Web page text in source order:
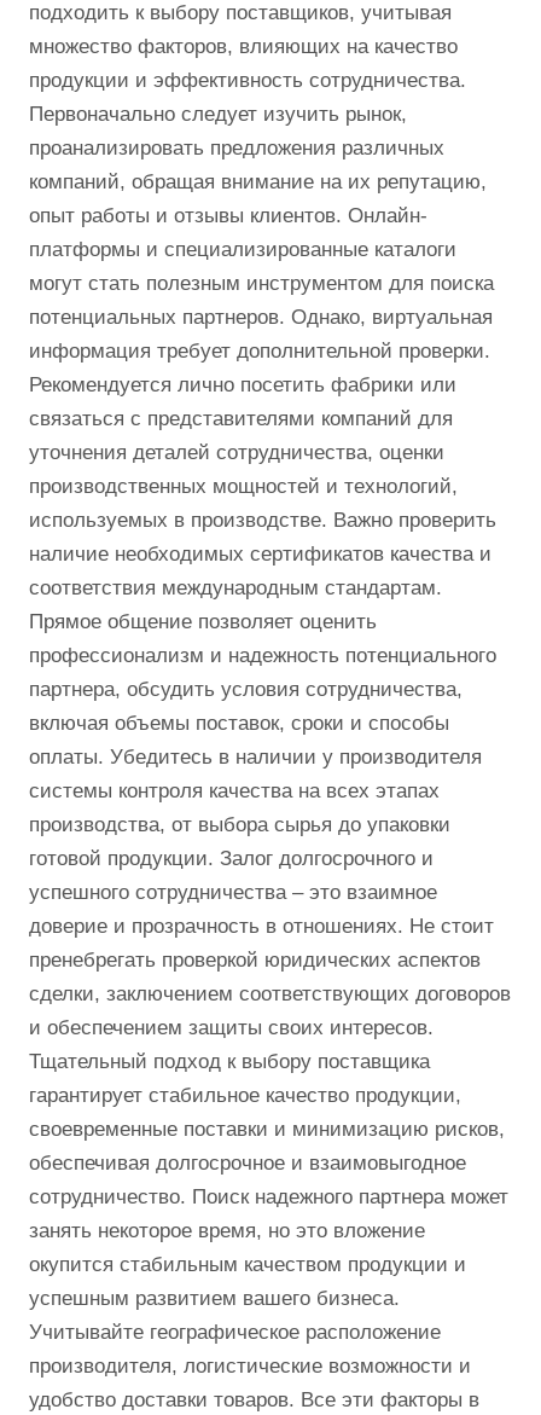
подходить к выбору поставщиков, учитывая
множество факторов, влияющих на качество
продукции и эффективность сотрудничества.
Первоначально следует изучить рынок,
проанализировать предложения различных
компаний, обращая внимание на их репутацию,
опыт работы и отзывы клиентов. Онлайн-
платформы и специализированные каталоги
могут стать полезным инструментом для поиска
потенциальных партнеров. Однако, виртуальная
информация требует дополнительной проверки.
Рекомендуется лично посетить фабрики или
связаться с представителями компаний для
уточнения деталей сотрудничества, оценки
производственных мощностей и технологий,
используемых в производстве. Важно проверить
наличие необходимых сертификатов качества и
соответствия международным стандартам.
Прямое общение позволяет оценить
профессионализм и надежность потенциального
партнера, обсудить условия сотрудничества,
включая объемы поставок, сроки и способы
оплаты. Убедитесь в наличии у производителя
системы контроля качества на всех этапах
производства, от выбора сырья до упаковки
готовой продукции. Залог долгосрочного и
успешного сотрудничества – это взаимное
доверие и прозрачность в отношениях. Не стоит
пренебрегать проверкой юридических аспектов
сделки, заключением соответствующих договоров
и обеспечением защиты своих интересов.
Тщательный подход к выбору поставщика
гарантирует стабильное качество продукции,
своевременные поставки и минимизацию рисков,
обеспечивая долгосрочное и взаимовыгодное
сотрудничество. Поиск надежного партнера может
занять некоторое время, но это вложение
окупится стабильным качеством продукции и
успешным развитием вашего бизнеса.
Учитывайте географическое расположение
производителя, логистические возможности и
удобство доставки товаров. Все эти факторы в